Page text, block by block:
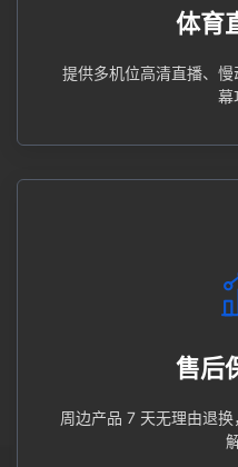
体育
提供多机位高清直播、
幕
售后
周边产品 7 天无理由退